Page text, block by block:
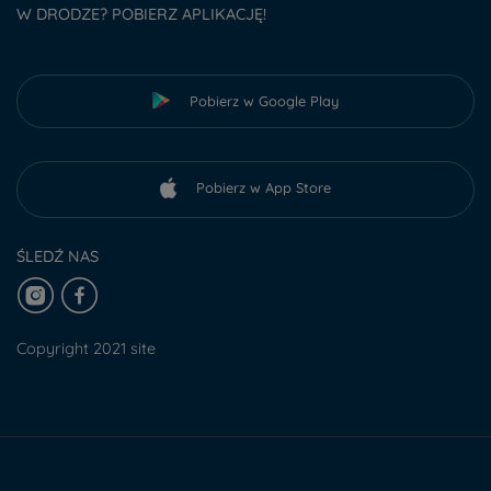
W DRODZE? POBIERZ APLIKACJĘ!
Pobierz w Google Play
Pobierz w App Store
ŚLEDŹ NAS
Copyright 2021 site